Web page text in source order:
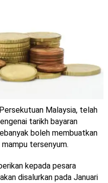
Malaysia, telah
tarikh bayaran
boleh membuatkan
tersenyum.
kepada pesara
disalurkan pada Januari